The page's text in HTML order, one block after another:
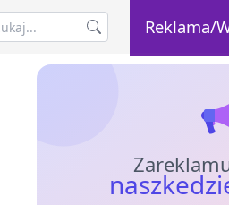
Reklama/